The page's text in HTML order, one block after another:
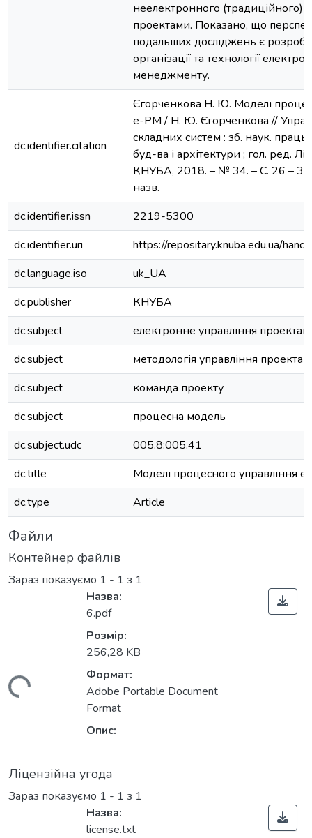
неелектронного (традиційного)
проектами. Показано, що
подальших досліджень є
організації та технології
менеджменту.
dc.identifier.citation
Єгорченкова Н. Ю. Моделі
е-РМ / Н. Ю. Єгорченкова //
складних систем : зб. наук. праць
буд-ва і архітектури ; гол. ред.
КНУБА, 2018. – № 34. – С. 26 – 31.
назв.
dc.identifier.issn
2219-5300
dc.identifier.uri
https://repositary.knuba.edu.ua/
dc.language.iso
uk_UA
dc.publisher
КНУБА
dc.subject
електронне управління
dc.subject
методологія управління
dc.subject
команда проекту
dc.subject
процесна модель
dc.subject.udc
005.8:005.41
dc.title
Моделі процесного управління
dc.type
Article
Файли
Контейнер файлів
Зараз показуємо 1 - 1 з 1
Назва:
6.pdf
Розмір:
256,28 KB
Формат:
Adobe Portable Document
Format
Опис:
Ліцензійна угода
Зараз показуємо 1 - 1 з 1
Назва:
license.txt